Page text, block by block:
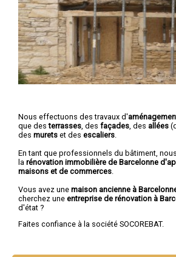
Nous effectuons des travaux d'
que desterrasses , des façades , des allées
des murets et des escaliers
En tant que professionnels du bâtiment,
la rénovation immobilière de Barcelonne
maisons et de commerces
Vous avez une maison ancienne à
cherchez une entreprise de rénovation à
d'état ?
Faites confiance à la société SOCOREBAT.